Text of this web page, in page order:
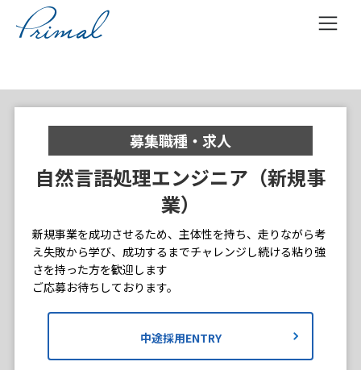
テ
募集職種・求人
自然言語処理エンジニア（新規事
業）
新規事業を成功させるため、主体性を持ち、走りながら考
え失敗から学び、成功するまでチャレンジし続ける粘り強
さを持った方を歓迎します
ご応募お待ちしております。
中途採用ENTRY